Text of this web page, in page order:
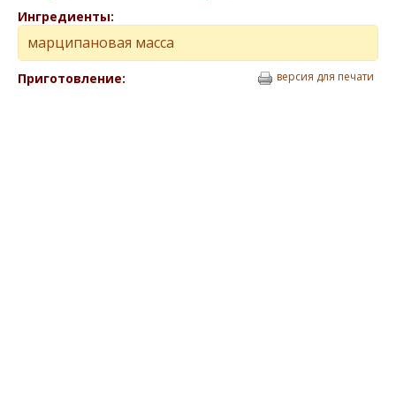
Ингредиенты:
марципановая масса
Приготовление: версия для печати